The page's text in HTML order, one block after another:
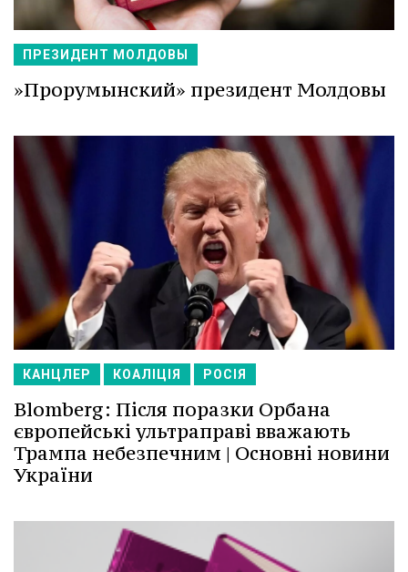
ПРЕЗИДЕНТ МОЛДОВЫ
»Прорумынский» президент Молдовы
КАНЦЛЕР КОАЛІЦІЯ РОСІЯ
Blomberg: Після поразки Орбана
європейські ультраправі вважають
Трампа небезпечним | Основні новини
України